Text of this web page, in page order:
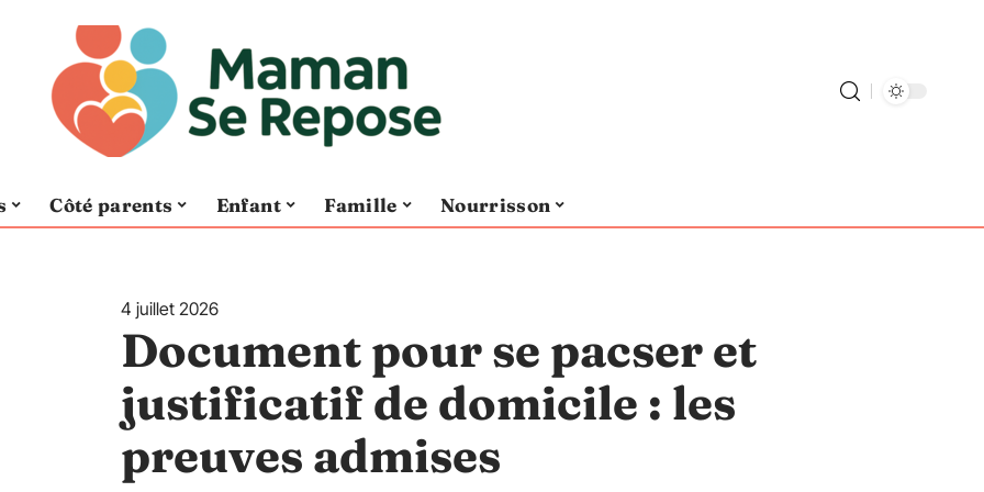
Côté parents Enfant Famille Nourrisson
4 juillet 2026
Document pour se pacser et
justificatif de domicile : les
preuves admises